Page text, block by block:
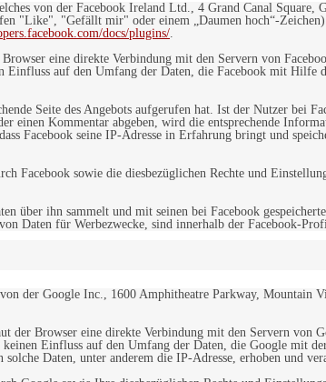
von der Facebook Ireland Ltd., 4 Grand Canal
"Like", "Gefällt mir" oder einem „Daumen hoch“-
docs/plugins/.
eine direkte Verbindung mit den Servern von
auf den Umfang der Daten, die Facebook mit Hilfe
Seite des Angebots aufgerufen hat. Ist der Nutzer bei
einen Kommentar abgeben, wird die entsprechende
Facebook seine IP-Adresse in Erfahrung bringt und
Facebook sowie die diesbezüglichen Rechte und
über ihn sammelt und mit seinen bei Facebook
Daten für Werbezwecke, sind innerhalb der Facebook-
der Google Inc., 1600 Amphitheatre Parkway,
der Browser eine direkte Verbindung mit den Servern
Einfluss auf den Umfang der Daten, die Google mit
Daten, unter anderem die IP-Adresse, erhoben und